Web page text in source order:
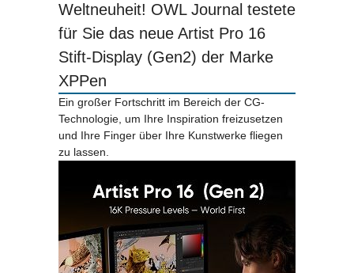
Weltneuheit! OWL Journal testete
für Sie das neue Artist Pro 16
Stift-Display (Gen2) der Marke
XPPen
Ein großer Fortschritt im Bereich der CG-
Technologie, um Ihre Inspiration freizusetzen
und Ihre Finger über Ihre Kunstwerke fliegen
zu lassen.